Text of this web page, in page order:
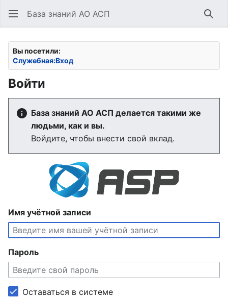
База знаний АО АСП
Вы посетили:
Служебная:Вход
Войти
База знаний АО АСП делается такими же
людьми, как и вы.
Войдите, чтобы внести свой вклад.
Имя учётной записи
Пароль
Оставаться в системе